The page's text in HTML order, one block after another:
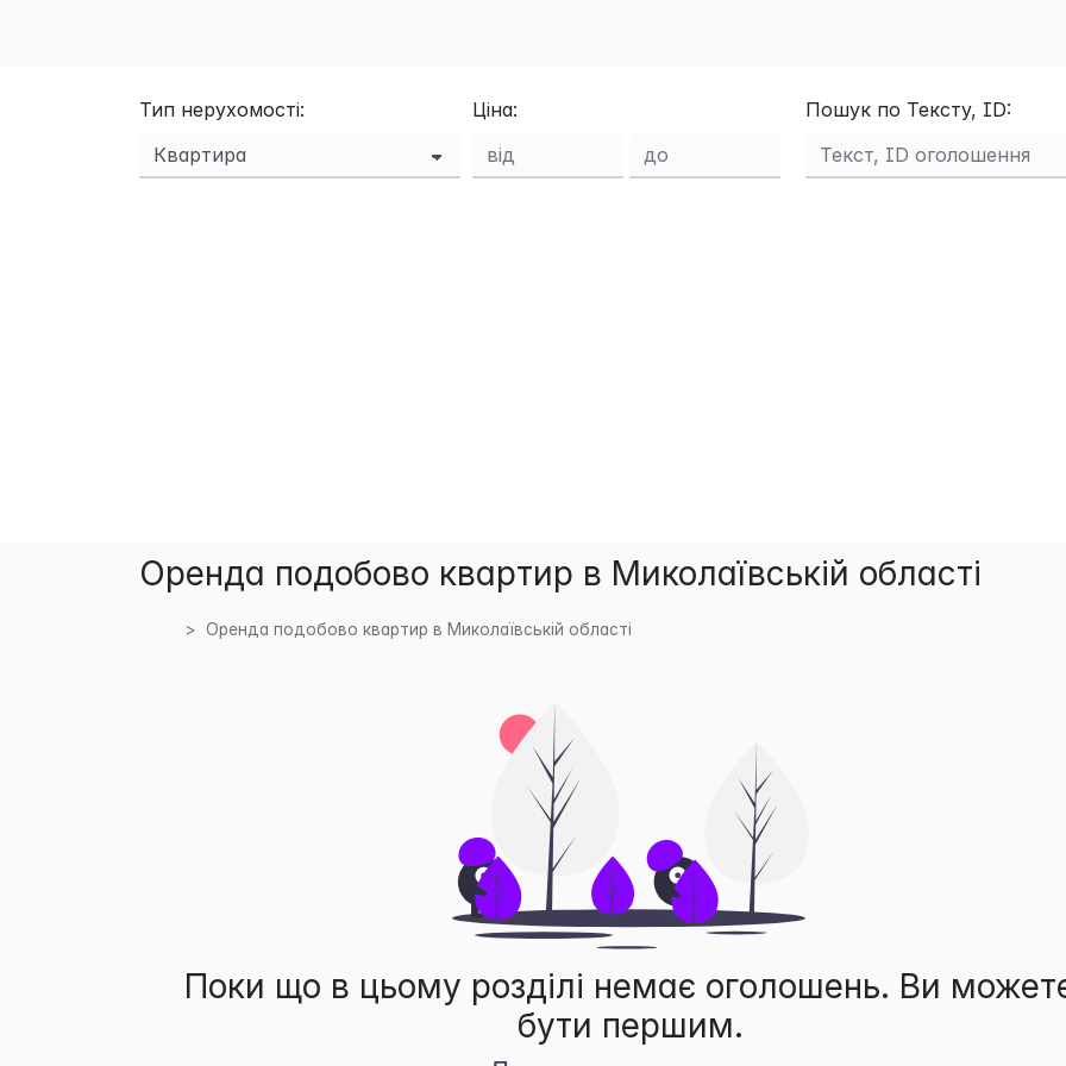
Тип нерухомості: Ціна: Пошук по Тексту, ID:
Оренда подобово квартир в Миколаївській області
Оренда подобово квартир в Миколаївській області
Поки що в цьому розділі немає оголошень. Ви
бути першим.